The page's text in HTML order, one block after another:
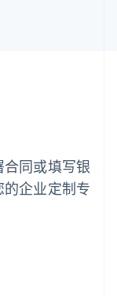
同或填写银
企业定制专